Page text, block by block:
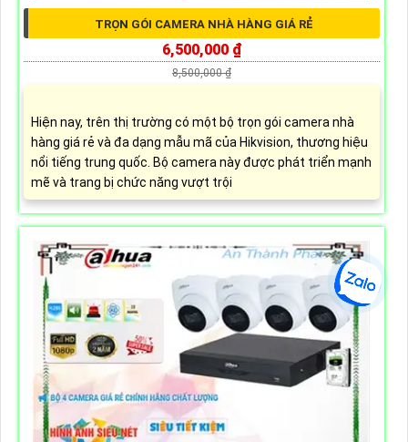
TRỌN GÓI CAMERA NHÀ HÀNG GIÁ RẺ
6,500,000 ₫
8,500,000 ₫
Hiện nay, trên thị trường có một bộ trọn gói camera nhà
hàng giá rẻ và đa dạng mẫu mã của Hikvision, thương hiệu
nổi tiếng trung quốc. Bộ camera này được phát triển mạnh
mẽ và trang bị chức năng vượt trội